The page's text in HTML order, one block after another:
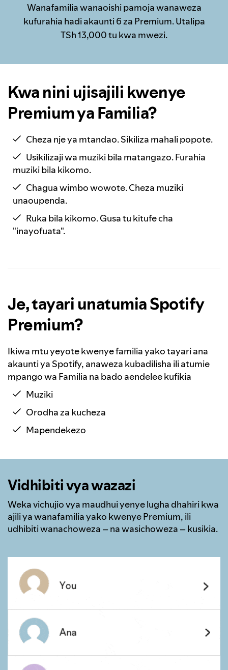
Wanafamilia wanaoishi pamoja wanaweza
kufurahia hadi akaunti 6 za Premium. Utalipa
TSh 13,000 tu kwa mwezi.
Kwa nini ujisajili kwenye
Premium ya Familia?
Cheza nje ya mtandao. Sikiliza mahali popote.
Usikilizaji wa muziki bila matangazo. Furahia
muziki bila kikomo.
Chagua wimbo wowote. Cheza muziki
unaoupenda.
Ruka bila kikomo. Gusa tu kitufe cha
"inayofuata".
Je, tayari unatumia Spotify
Premium?
Ikiwa mtu yeyote kwenye familia yako tayari ana
akaunti ya Spotify, anaweza kubadilisha ili atumie
mpango wa Familia na bado aendelee kufikia
Muziki
Orodha za kucheza
Mapendekezo
Vidhibiti vya wazazi
Weka vichujio vya maudhui yenye lugha dhahiri kwa
ajili ya wanafamilia yako kwenye Premium, ili
udhibiti wanachoweza – na wasichoweza – kusikia.